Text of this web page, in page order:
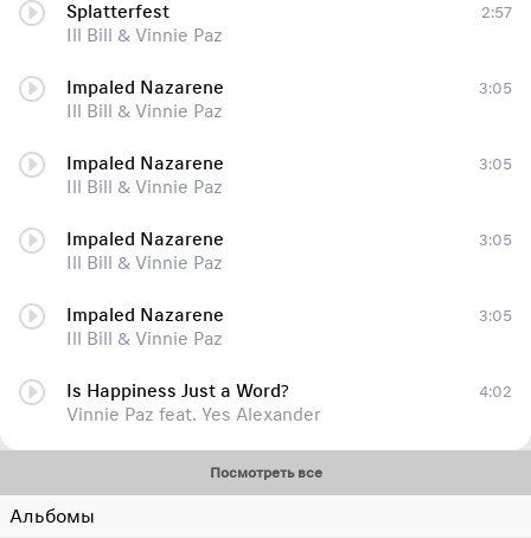
Splatterfest
Ill Bill & Vinnie Paz
2:57
Impaled Nazarene
Ill Bill & Vinnie Paz
3:05
Impaled Nazarene
Ill Bill & Vinnie Paz
3:05
Impaled Nazarene
Ill Bill & Vinnie Paz
3:05
Impaled Nazarene
Ill Bill & Vinnie Paz
3:05
Is Happiness Just a Word?
Vinnie Paz feat. Yes Alexander
4:02
Посмотреть все
Альбомы